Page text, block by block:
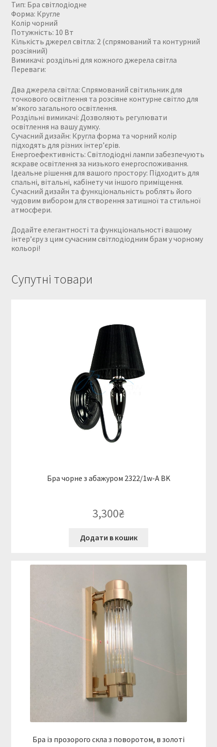
Тип: Бра світлодіодне
Форма: Кругле
Колір чорний
Потужність: 10 Вт
Кількість джерел світла: 2 (спрямований та контурний
розсіяний)
Вимикачі: роздільні для кожного джерела світла
Переваги:
Два джерела світла: Спрямований світильник для
точкового освітлення та розсіяне контурне світло для
м’якого загального освітлення.
Роздільні вимикачі: Дозволяють регулювати
освітлення на вашу думку.
Сучасний дизайн: Кругла форма та чорний колір
підходять для різних інтер’єрів.
Енергоефективність: Світлодіодні лампи забезпечують
яскраве освітлення за низького енергоспоживання.
Ідеальне рішення для вашого простору: Підходить для
спальні, вітальні, кабінету чи іншого приміщення.
Сучасний дизайн та функціональність роблять його
чудовим вибором для створення затишної та стильної
атмосфери.
Додайте елегантності та функціональності вашому
інтер’єру з цим сучасним світлодіодним брам у чорному
кольорі!
Супутні товари
Бра чорне з абажуром 2322/1w-A BK
3,300₴
Додати в кошик
Бра із прозорого скла з поворотом, в золоті